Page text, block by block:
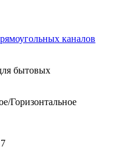
каналов
бытовых
Горизонтальное